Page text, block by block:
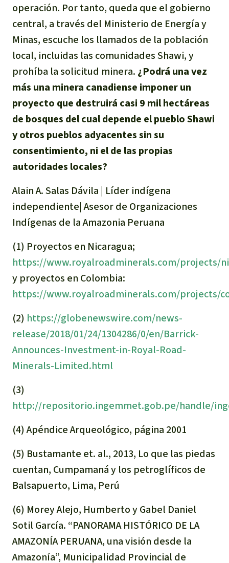
operación. Por tanto, queda que el gobierno
central, a través del Ministerio de Energía y
Minas, escuche los llamados de la población
local, incluidas las comunidades Shawi, y
prohíba la solicitud minera. ¿Podrá una vez
más una minera canadiense imponer un
proyecto que destruirá casi 9 mil hectáreas
de bosques del cual depende el pueblo Shawi
y otros pueblos adyacentes sin su
consentimiento, ni el de las propias
autoridades locales?
Alain A. Salas Dávila | Líder indígena
independiente| Asesor de Organizaciones
Indígenas de la Amazonia Peruana
(1) Proyectos en Nicaragua;
https://www.royalroadminerals.com/projects/
y proyectos en Colombia:
https://www.royalroadminerals.com/projects/
(2) https://globenewswire.com/news-
release/2018/01/24/1304286/0/en/Barrick-
Announces-Investment-in-Royal-Road-
Minerals-Limited.html
(3)
http://repositorio.ingemmet.gob.pe/handle/
(4) Apéndice Arqueológico, página 2001
(5) Bustamante et. al., 2013, Lo que las piedas
cuentan, Cumpamaná y los petroglíficos de
Balsapuerto, Lima, Perú
(6) Morey Alejo, Humberto y Gabel Daniel
Sotil García. “PANORAMA HISTÓRICO DE LA
AMAZONÍA PERUANA, una visión desde la
Amazonía”, Municipalidad Provincial de